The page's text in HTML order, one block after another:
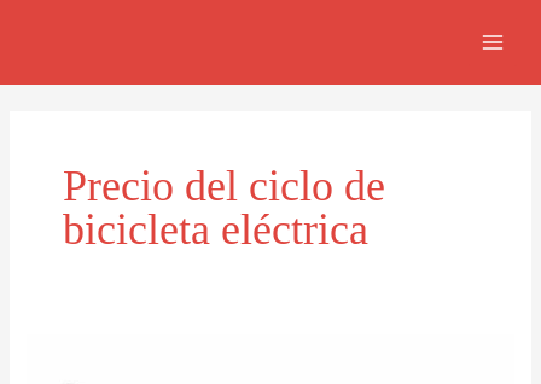
Precio del ciclo de
bicicleta eléctrica